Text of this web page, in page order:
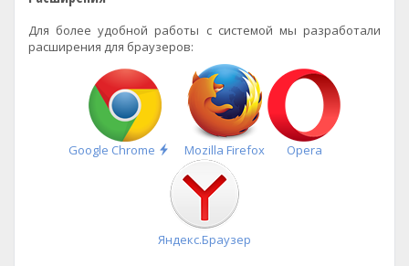
Для более удобной работы с системой мы разработали
расширения для браузеров:
Google Chrome
Быстрая
установка
Mozilla Firefox Opera
Яндекс.Браузер